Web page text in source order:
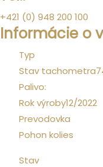
+421 (0) 948 200 100
Informácie o
Typ
Stav tachometra
Palivo:
Rok výroby12/2022
Prevodovka
Pohon kolies
Stav